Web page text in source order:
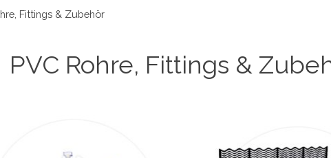
Fittings & Zubehör
PVC Rohre, Fittings &